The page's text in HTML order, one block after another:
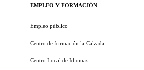
EMPLEO Y FORMACIÓN
Empleo público
Centro de formación la Calzada
Centro Local de Idiomas